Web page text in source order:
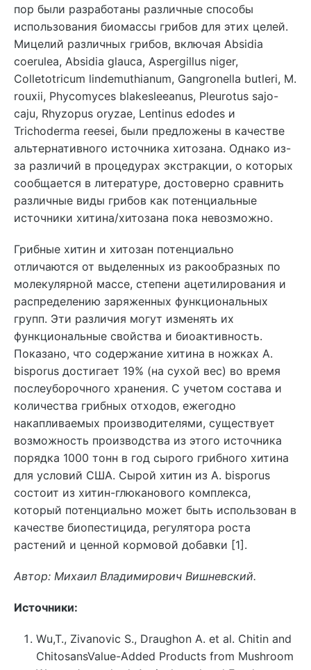
пор были разработаны различные способы
использования биомассы грибов для этих целей.
Мицелий различных грибов, включая Absidia
coerulea, Absidia glauca, Aspergillus niger,
Colletotricum lindemuthianum, Gangronella butleri, M.
rouxii, Phycomyces blakesleeanus, Pleurotus sajo-
caju, Rhyzopus oryzae, Lentinus edodes и
Trichoderma reesei, были предложены в качестве
альтернативного источника хитозана. Однако из-
за различий в процедурах экстракции, о которых
сообщается в литературе, достоверно сравнить
различные виды грибов как потенциальные
источники хитина/хитозана пока невозможно.
Грибные хитин и хитозан потенциально
отличаются от выделенных из ракообразных по
молекулярной массе, степени ацетилирования и
распределению заряженных функциональных
групп. Эти различия могут изменять их
функциональные свойства и биоактивность.
Показано, что содержание хитина в ножках A.
bisporus достигает 19% (на сухой вес) во время
послеуборочного хранения. С учетом состава и
количества грибных отходов, ежегодно
накапливаемых производителями, существует
возможность производства из этого источника
порядка 1000 тонн в год сырого грибного хитина
для условий США. Сырой хитин из A. bisporus
состоит из хитин-глюканового комплекса,
который потенциально может быть использован в
качестве биопестицида, регулятора роста
растений и ценной кормовой добавки [1].
Автор: Михаил Владимирович Вишневский.
Источники:
Wu,T., Zivanovic S., Draughon A. et al. Chitin and
ChitosansValue-Added Products from Mushroom